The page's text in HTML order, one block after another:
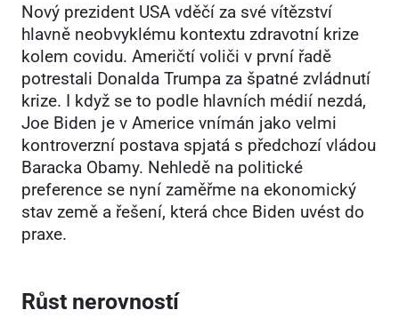
Nový prezident USA vděčí za své vítězství
hlavně neobvyklému kontextu zdravotní krize
kolem covidu. Američtí voliči v první řadě
potrestali Donalda Trumpa za špatné zvládnutí
krize. I když se to podle hlavních médií nezdá,
Joe Biden je v Americe vnímán jako velmi
kontroverzní postava spjatá s předchozí vládou
Baracka Obamy. Nehledě na politické
preference se nyní zaměřme na ekonomický
stav země a řešení, která chce Biden uvést do
praxe.
Růst nerovností